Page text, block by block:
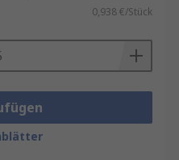
0,938 €/Stück